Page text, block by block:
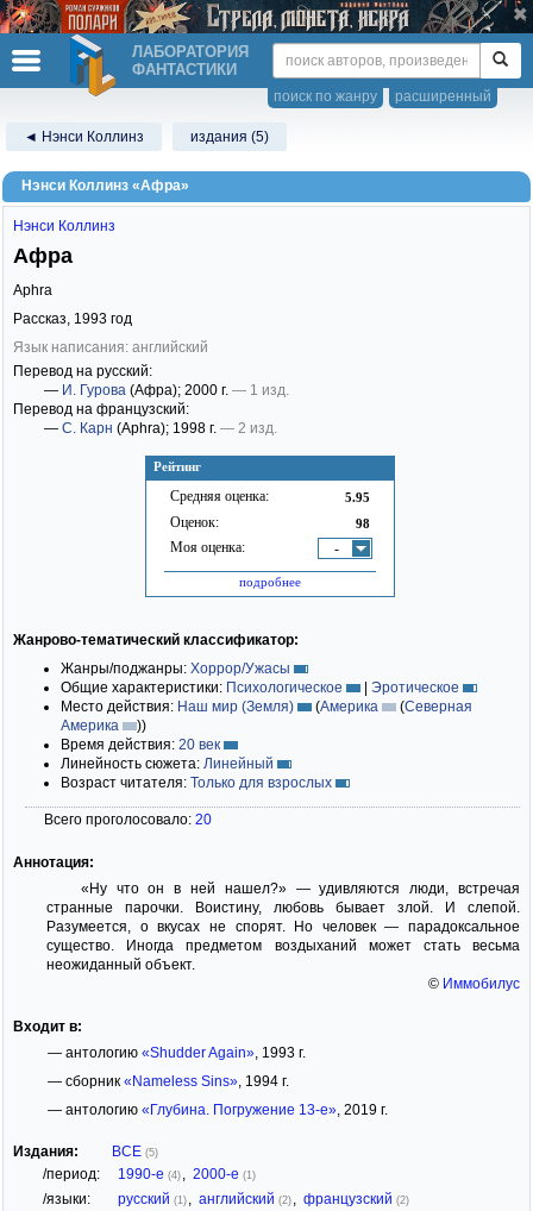
ЛАБОРАТОРИЯ
ФАНТАСТИКИ
расширенный
поиск по жанру
◄ Нэнси Коллинз издания (5)
Нэнси Коллинз «Афра»
Рейтинг
Средняя оценка: 5.95
Оценок: 98
Моя оценка: -
подробнее
Нэнси Коллинз
Афра
Aphra
Рассказ, 1993 год
Язык написания: английский
Перевод на русский:
— И. Гурова (Афра); 2000 г. — 1 изд.
Перевод на французский:
— С. Карн (Aphra); 1998 г. — 2 изд.
Жанрово-тематический классификатор:
Жанры/поджанры: Хоррор/Ужасы
Общие характеристики: Психологическое | Эротическое
Место действия: Наш мир (Земля) (Америка (Северная
Америка
))
Время действия: 20 век
Линейность сюжета: Линейный
Возраст читателя: Только для взрослых
Всего проголосовало: 20
Аннотация:
«Ну что он в ней нашел?» — удивляются люди, встречая
странные парочки. Воистину, любовь бывает злой. И слепой.
Разумеется, о вкусах не спорят. Но человек — парадоксальное
существо. Иногда предметом воздыханий может стать весьма
неожиданный объект.
© Иммобилус
Входит в:
— антологию «Shudder Again», 1993 г.
— сборник «Nameless Sins», 1994 г.
— антологию «Глубина. Погружение 13-е», 2019 г.
Издания: ВСЕ (5)
/период: 1990-е (4) 2000-е (1)
/языки: русский (1) английский (2) французский (2)